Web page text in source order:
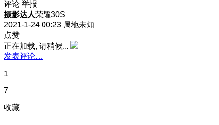
评论 举报
摄影达人荣耀30S
2021-1-24 00:23 属地未知
点赞
正在加载, 请稍候...
发表评论…
1
7
收藏